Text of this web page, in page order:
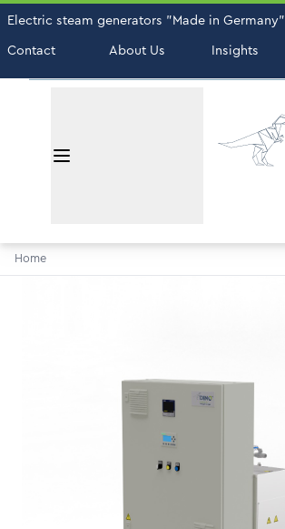
Electric steam generators "Made in Germany"
Contact
About Us Insights
Home